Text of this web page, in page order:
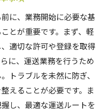
に、業務開始に必要な基
とが重要です。まず、軽
適切な許可や登録を取得
に、運送業務を行うため
トラブルを未然に防ぎ、
えることが必要です。ま
し、最適な運送ルートを